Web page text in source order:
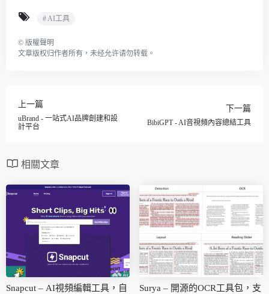
# AI工具
© 版權聲明
文章版权归作者所有，未经允许请勿转载。
上一篇
uBrand - 一站式AI品牌創建和設
計平台
下一篇
BibiGPT - AI音視頻內容總結工具
相關文章
Snapcut – AI視頻編輯工具，自
Surya – 開源的OCR工具包，支